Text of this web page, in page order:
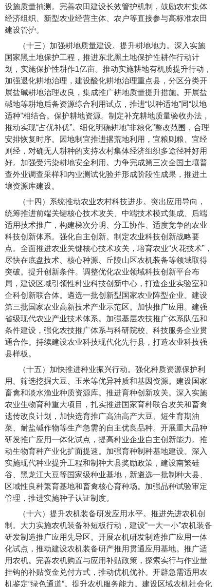
设施质量抽测。完善农田建设长效管护机制，鼓励农村集体
经济组织、新型农业经营主体、农户等直接参与高标准农田
建设管护。
（十三）加强耕地质量建设。提升耕地地力。深入实施
国家黑土地保护工程，推进东北黑土地保护性耕作行动计
划，实施保护性耕作1亿亩。推动实施耕地有机质提升行动，
加强退化耕地治理，建设酸化耕地治理重点县，分区分类开
展盐碱耕地治理改良，集成推广耕地质量提升措施。开展盐
碱地等耕地后备资源综合利用试点，推进“以种适地”同“以地
适种”相结合。保护耕地资源。制定补充耕地质量验收办法，
推动实现“占优补优”。细化明确耕地“非粮化”整改范围，合理
安排恢复时序。因地制宜推进撂荒地利用，宜粮则粮、宜经
则经，对确无人耕种的支持农村集体经济组织多途径种好用
好。加强受污染耕地安全利用。力争完成第三次全国土壤普
查外业调查采样和内业测试化验并形成阶段性成果，推进土
壤资源库建设。
（十四）系统推动农业农村科技进步。 突出应用导向，
统筹推进前端关键核心技术攻关、中端技术模式集成、后端
适用技术推广，构建梯次分明、分工协作、适度竞争的农业
科技创新体系。强化自主创新。制定农业科技创新战略要
点。全面推进农业关键核心技术攻关，培育农业“火花技术”，
尽快在底盘技术、核心种源、丘陵山区农机装备等领域取得
突破。提升创新条件。调整优化农业领域科技创新平台布
局，建设区域引领性种业科技创新中心，打造企业实验室和
企科创新联合体。遴选一批创新型国家农业阵型企业。建设
第三批国家农业高新技术产业示范区。加快推广应用。建强
省级现代农业产业技术体系。加强基层农技推广体系队伍和
条件建设，强化农技推广体系与科研院校、科技服务企业贯
通合作。持续建设农业科技现代化先行县，打造农业科技强
县样板。
（十五）加快推进种业振兴行动。强化种质资源保护利
用。筛选挖掘大豆、玉米等优异种质和基因资源。建设国家
畜禽和淡水渔业种质资源库。推进育种创新攻关。深入实施
农业生物育种重大项目，扎实推进国家育种联合攻关和畜禽
遗传改良计划，加快选育推广高油高产大豆、短生育期油
菜、耐盐碱作物等生产急需的自主优良品种。开展重大品种
研发推广应用一体化试点，提高种业企业自主创新能力。推
动生物育种产业化扩面提速。加强育种制种基地建设。深入
实施现代种业提升工程和制种大县奖励政策，建设南繁硅
谷、黑龙江大豆等国家级种业基地，新遴选一批制种大县、
区域性良种繁育基地和畜禽核心育种场。加强品种试验审定
管理，推进实施种子认证制度。
（十六）提升农机装备研发应用水平。推进先进农机创
制。大力实施农机装备补短板行动，建设“一大一小”农机装备
研发制造推广应用先导区。开展农机研发制造推广应用一体
化试点，推动建设农机装备研产推用贯通应用基地。推广适
用农机。完善农机购置与应用补贴政策，探索实行与作业量
挂钩的补贴资金兑付方式，推动优机优补。开辟急需适用农
机鉴定“绿色通道”。提升农机服务能力。建设区域农机社会化